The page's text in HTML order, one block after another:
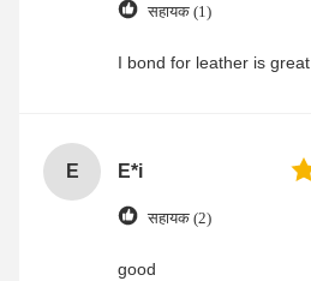
सहायक (1)
I bond for leather is great
E E*i
सहायक (2)
good